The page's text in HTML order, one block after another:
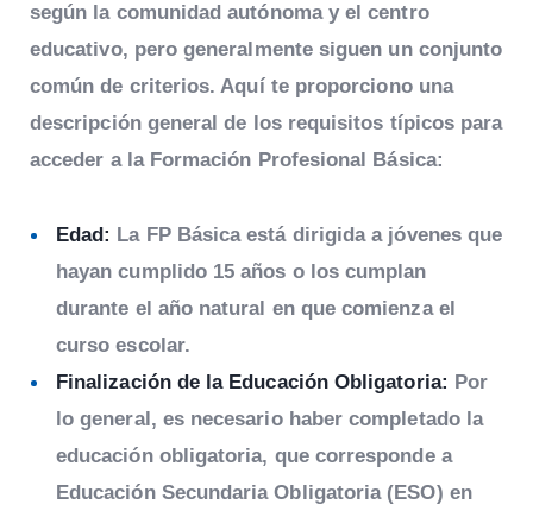
según la comunidad autónoma y el centro
educativo, pero generalmente siguen un conjunto
común de criterios. Aquí te proporciono una
descripción general de los requisitos típicos para
acceder a la Formación Profesional Básica:
Edad: La FP Básica está dirigida a jóvenes que
hayan cumplido 15 años o los cumplan
durante el año natural en que comienza el
curso escolar.
Finalización de la Educación Obligatoria: Por
lo general, es necesario haber completado la
educación obligatoria, que corresponde a
Educación Secundaria Obligatoria (ESO) en